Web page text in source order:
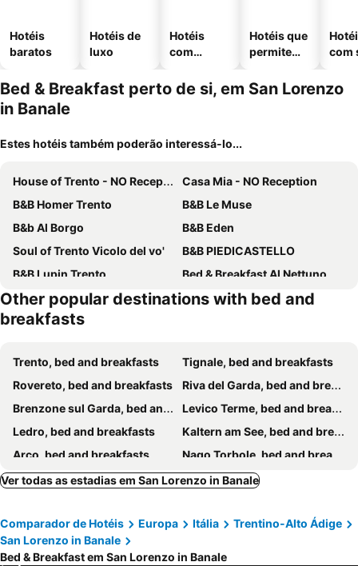
Hotéis
baratos
Hotéis de
luxo
Hotéis
com
Hotéis que
permitem
com
Bed & Breakfast perto de si, em San Lorenzo
in Banale
Estes hotéis também poderão interessá-lo...
House of Trento - NO Reception
Casa Mia - NO Reception
B&B Homer Trento
B&B Le Muse
B&b Al Borgo
B&B Eden
Soul of Trento Vicolo del vo'
B&B PIEDICASTELLO
B&B Lupin Trento
Bed & Breakfast Al Nettuno
Locanda Le Due Travi
Bed and Breakfast Relax
Torrione Trento
Other popular destinations with bed and
breakfasts
Trento, bed and breakfasts
Tignale, bed and breakfasts
Rovereto, bed and breakfasts
Riva del Garda, bed and breakfasts
Brenzone sul Garda, bed and breakfasts
Levico Terme, bed and breakfasts
Ledro, bed and breakfasts
Kaltern am See, bed and breakfasts
Arco, bed and breakfasts
Nago Torbole, bed and breakfasts
Limone sul Garda, bed and breakfasts
Mezzolombardo, bed and breakfasts
Cavalese, bed and breakfasts
Ronzone, bed and breakfasts
Isera, bed and breakfasts
Ver todas as estadias em San Lorenzo in Banale
Comparador de Hotéis Europa Itália
Trentino-Alto Ádige
San Lorenzo in Banale
Bed & Breakfast em San Lorenzo in Banale